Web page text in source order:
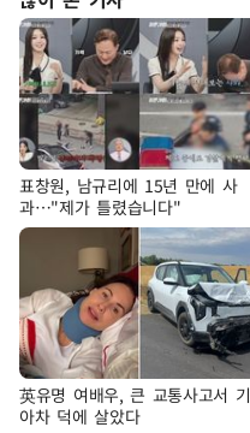
표창원, 남규리에 15년 만에 사
과…"제가 틀렸습니다"
英유명 여배우, 큰 교통사고서 기
아차 덕에 살았다